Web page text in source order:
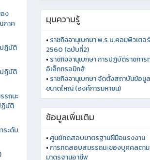
ง
ภาค
ฏิบัติ
ฏิบัติ
รถนะ
ฏิบัติ
ระดับ
• ราชกิจจานุเบกษา พ.ร.บ.คอมพิวเตอร์